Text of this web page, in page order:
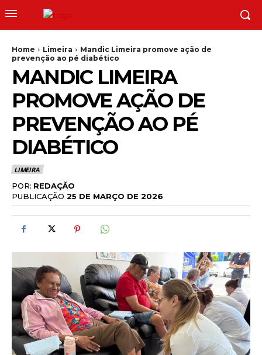
Home Limeira
Mandic Limeira promove ação de
prevenção ao pé diabético
MANDIC LIMEIRA
PROMOVE AÇÃO DE
PREVENÇÃO AO PÉ
DIABÉTICO
LIMEIRA
POR: REDAÇÃO
PUBLICAÇÃO 25 DE MARÇO DE 2026